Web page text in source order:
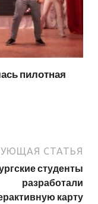
пилотная
СТАТЬЯ
студенты
разработали
карту